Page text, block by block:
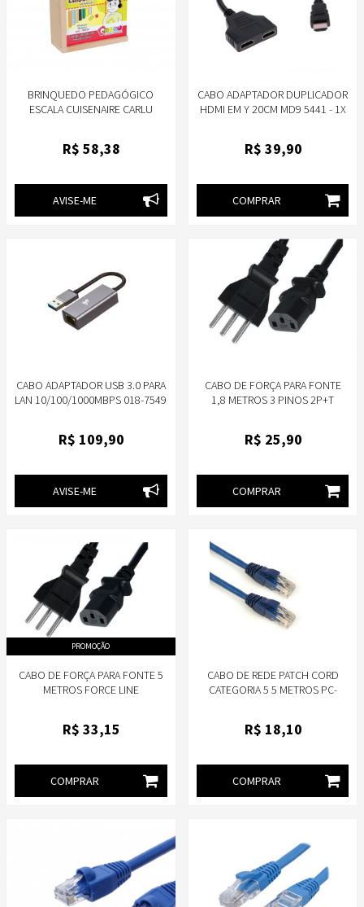
BRINQUEDO PEDAGÓGICO
ESCALA CUISENAIRE CARLU
R$ 58,38
AVISE-ME
CABO ADAPTADOR DUPLICADOR
HDMI EM Y 20CM MD9 5441 - 1X
R$ 39,90
COMPRAR
CABO ADAPTADOR USB 3.0 PARA
LAN 10/100/1000MBPS 018-7549
R$ 109,90
AVISE-ME
CABO DE FORÇA PARA FONTE
1,8 METROS 3 PINOS 2P+T
R$ 25,90
COMPRAR
PROMOÇÃO
CABO DE FORÇA PARA FONTE 5
METROS FORCE LINE
R$ 33,15
COMPRAR
CABO DE REDE PATCH CORD
CATEGORIA 5 5 METROS PC-
R$ 18,10
COMPRAR